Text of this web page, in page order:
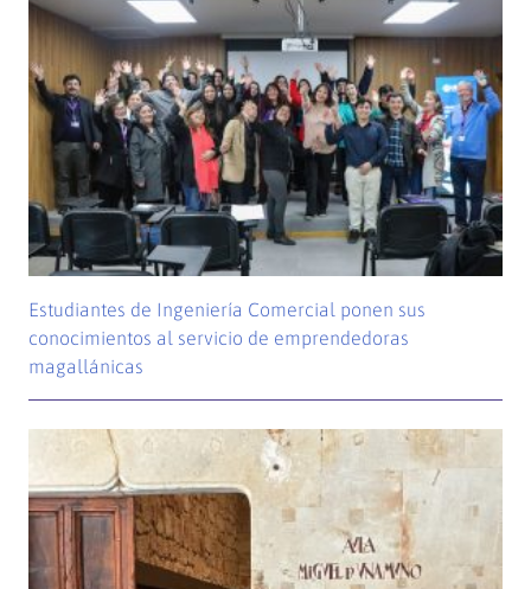
Estudiantes de Ingeniería Comercial ponen sus
conocimientos al servicio de emprendedoras
magallánicas